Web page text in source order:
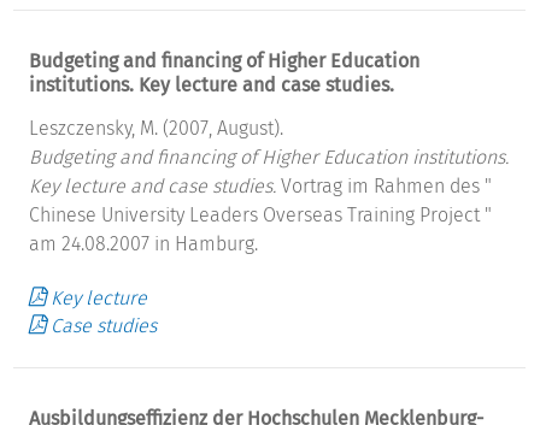
Budgeting and financing of Higher Education
institutions. Key lecture and case studies.
Leszczensky, M. (2007, August).
Budgeting and financing of Higher Education institutions.
Key lecture and case studies. Vortrag im Rahmen des "
Chinese University Leaders Overseas Training Project "
am 24.08.2007 in Hamburg.
Key lecture
Case studies
Ausbildungseffizienz der Hochschulen Mecklenburg-